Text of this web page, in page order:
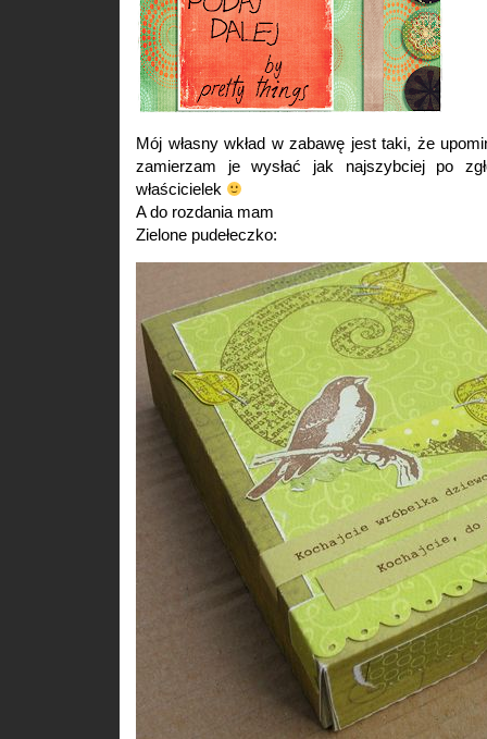
Mój własny wkład w zabawę jest taki, że
zamierzam je wysłać jak najszybciej po
właścicielek
A do rozdania mam
Zielone pudełeczko: